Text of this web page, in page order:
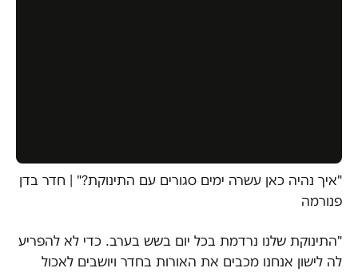
"איך נהיה כאן עשרה ימים סגורים עם התינוקת?" | חדר בדן
פנורמה
"התינוקת שלנו נרדמת בכל יום בשש בערב. כדי לא להפריע
לה לישון אנחנו מכבים את האורות בחדר ויושבים לאכול